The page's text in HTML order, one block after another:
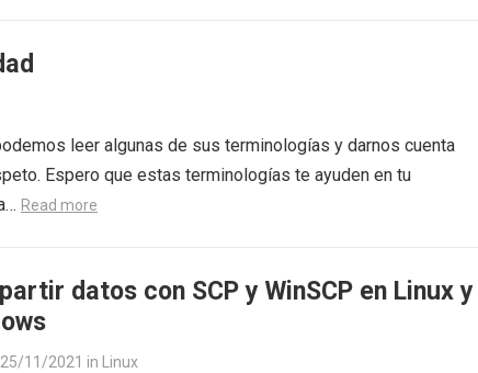
leer algunas de sus terminologías y darnos cuenta
Espero que estas terminologías te ayuden en tu
Read more
datos con SCP y WinSCP en Linux y
25/11/2021 in Linux